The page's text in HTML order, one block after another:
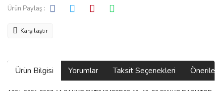
Ürün Paylaş :
Karşılaştır
Ürün Bilgisi Yorumlar Taksit Seçenekleri